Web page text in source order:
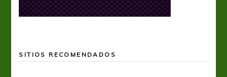
SITIOS RECOMENDADOS